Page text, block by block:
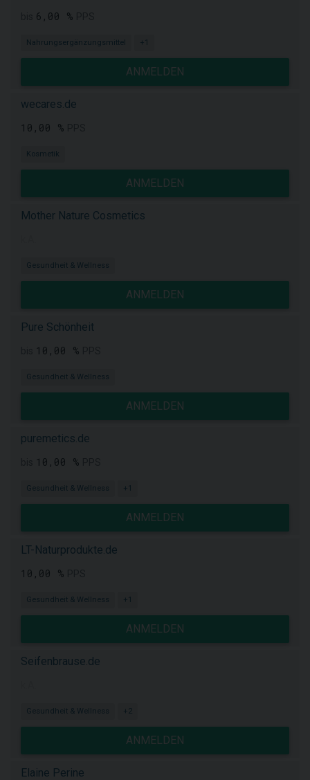
6,00 %
Nahrungsergänzungsmittel +1
ANMELDEN
wecares.de
10,00 %
Kosmetik
ANMELDEN
Mother Nature Cosmetics
Gesundheit & Wellness
ANMELDEN
Pure Schönheit
10,00 %
Gesundheit & Wellness
ANMELDEN
puremetics.de
10,00 %
Gesundheit & Wellness +1
ANMELDEN
LT-Naturprodukte.de
10,00 %
Gesundheit & Wellness +1
ANMELDEN
Seifenbrause.de
Gesundheit & Wellness +2
ANMELDEN
Elaine Perine